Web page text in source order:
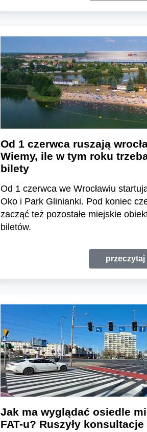
Od 1 czerwca ruszają
Wiemy, ile w tym roku
bilety
Od 1 czerwca we Wrocławiu
Oko i Park Glinianki. Pod koniec
zacząć też pozostałe miejskie
biletów.
przeczytaj
Jak ma wyglądać osiedle
FAT-u? Ruszyły konsultacje